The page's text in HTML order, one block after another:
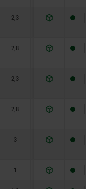
2,3 15
2,8 15
2,3 20
2,8 20
3 20
1 8